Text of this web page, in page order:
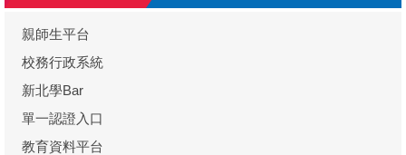
親師生平台
校務行政系統
新北學Bar
單一認證入口
教育資料平台